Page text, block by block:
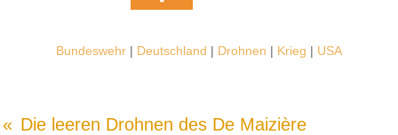
Bundeswehr| Deutschland | Drohnen | Krieg | USA
Die leeren Drohnen des De Maizière